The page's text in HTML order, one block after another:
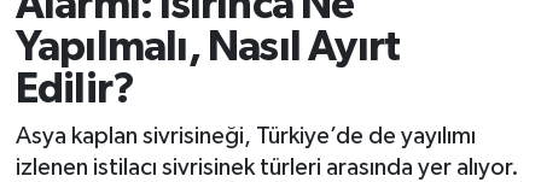
Yapılmalı, Nasıl Ayırt
Edilir?
Asya kaplan sivrisineği, Türkiye’de de yayılımı
izlenen istilacı sivrisinek türleri arasında yer alıyor.
Mevzuat